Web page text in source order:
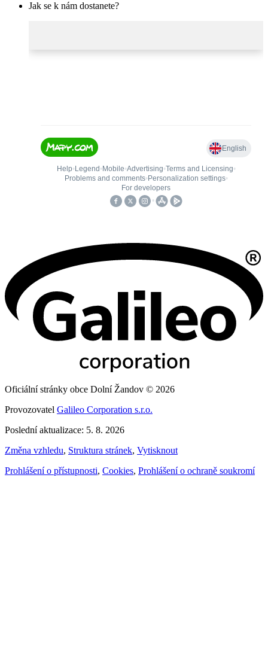
Jak se k nám dostanete?
Oficiální stránky obce Dolní Žandov © 2026
Provozovatel Galileo Corporation s.r.o.
Poslední aktualizace: 5. 8. 2026
Změna vzhledu, Struktura stránek, Vytisknout
Prohlášení o přístupnosti, Cookies, Prohlášení o ochraně soukromí